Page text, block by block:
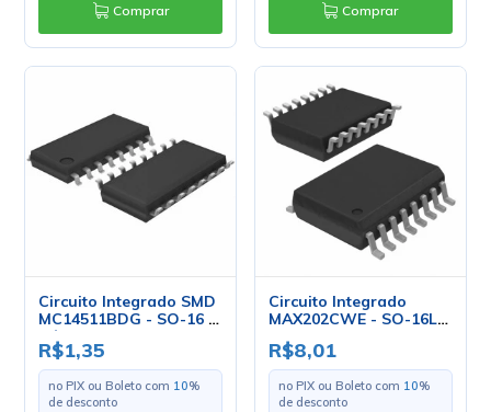
Comprar Comprar
Circuito Integrado SMD
MC14511BDG - SO-16 -
Cód. Loja 3054 - ON
R$1,35
no PIX ou Boleto com 10%
de desconto
Circuito Integrado
MAX202CWE - SO-16L -
Maxim
R$8,01
no PIX ou Boleto com 10%
de desconto